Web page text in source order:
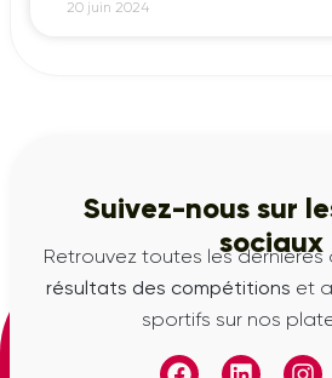
20 juin 2024
Suivez-nous sur
sociaux
Retrouvez toutes les dernières
résultats des compétitions et
sportifs sur nos